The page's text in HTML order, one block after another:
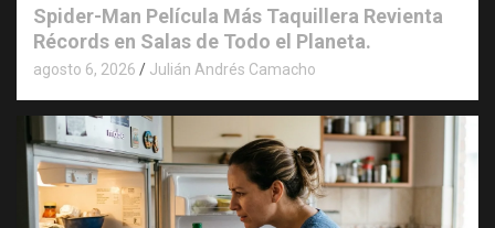
Spider-Man Película Más Taquillera Revienta
Récords en Salas de Todo el Planeta.
agosto 6, 2026 Julián Andrés Camacho